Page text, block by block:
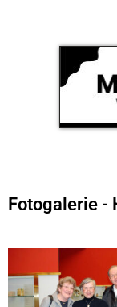
Fotogalerie -